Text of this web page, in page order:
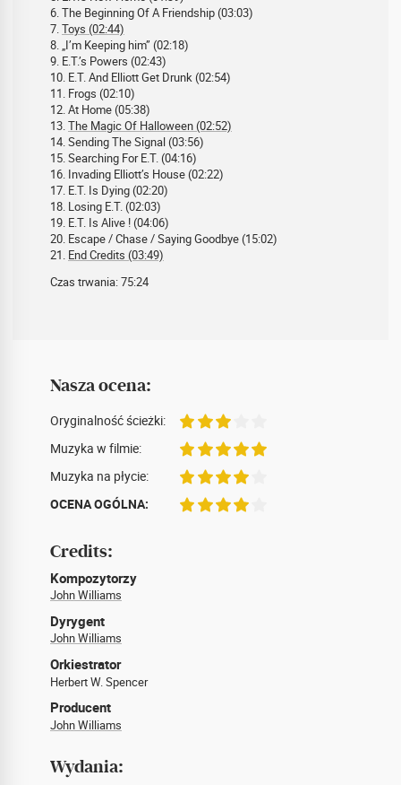
6. The Beginning Of A Friendship (03:03)
7.Toys (02:44)
8. „I’m Keeping him” (02:18)
9. E.T.’s Powers (02:43)
10. E.T. And Elliott Get Drunk (02:54)
11. Frogs (02:10)
12. At Home (05:38)
13.The Magic Of Halloween (02:52)
14. Sending The Signal (03:56)
15. Searching For E.T. (04:16)
16. Invading Elliott’s House (02:22)
17. E.T. Is Dying (02:20)
18. Losing E.T. (02:03)
19. E.T. Is Alive ! (04:06)
20. Escape / Chase / Saying Goodbye (15:02)
21. End Credits (03:49)
Czas trwania: 75:24
Nasza ocena:
Oryginalność ścieżki:
Muzyka w filmie:
Muzyka na płycie:
OCENA OGÓLNA:
Credits:
Kompozytorzy
John Williams
Dyrygent
John Williams
Orkiestrator
Herbert W. Spencer
Producent
John Williams
Wydania: